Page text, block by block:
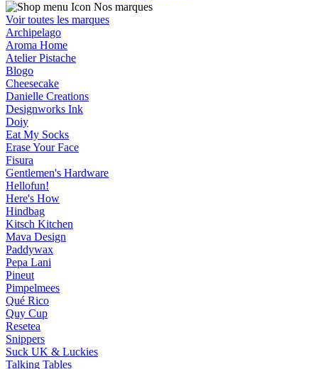
Nos marques
Voir toutes les marques
Archipelago
Aroma Home
Atelier Pistache
Blogo
Cheesecake
Danielle Creations
Designworks Ink
Doiy
Eat My Socks
Erase Your Face
Fisura
Gentlemen's Hardware
Hellofun!
Here's How
Hindbag
Kitsch Kitchen
Mava Design
Paddywax
Pepa Lani
Pineut
Pimpelmees
Qué Rico
Quy Cup
Resetea
Snippers
Suck UK & Luckies
Talking Tables